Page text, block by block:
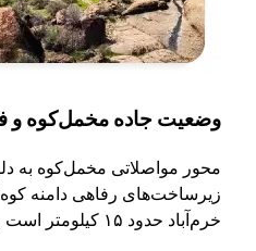
وضعیت جاده مخمل‌کوه و
محور مواصلاتی مخمل‌کوه به
زیرساخت‌های رفاهی دامنه
خرم‌آباد حدود ۱۵ کیلومتر است و رانندگان می‌توانند این مسافت را در کمتر از ۲۰ دقیقه طی کنند.